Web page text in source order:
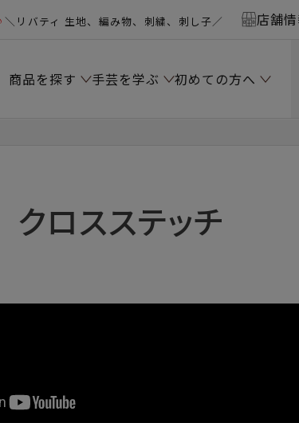
＼リバティ 生地、編み物、刺繍、刺し子／ 店舗
商品を探す 手芸を学ぶ 初めての方へ
クロスステッチ